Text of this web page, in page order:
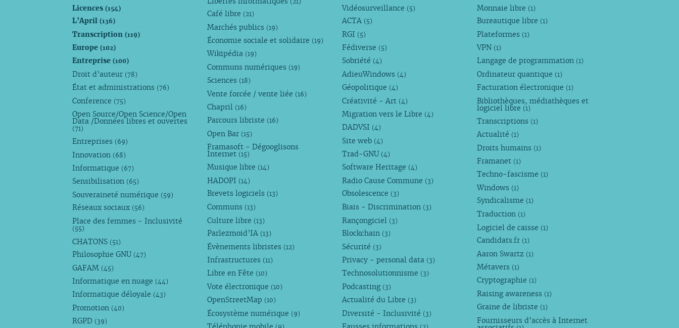
Licences(154)
L’April(136)
Transcription(119)
Europe(102)
Entreprise(100)
Droit d’auteur (78)
État et administrations (76)
Conference (75)
Open Source/Open Science/Open
Data /Données libres et ouvertes
(71)
Entreprises (69)
Innovation (68)
Informatique (67)
Sensibilisation (65)
Souveraineté numérique (59)
Réseaux sociaux (56)
Place des femmes - Inclusivité
(55)
CHATONS (51)
Philosophie GNU (47)
GAFAM (45)
Informatique en nuage (44)
Informatique déloyale (43)
Promotion (40)
RGPD (39)
Café libre (21)
Marchés publics (19)
Économie sociale et solidaire (19)
Wikipédia (19)
Communs numériques (19)
Sciences (18)
Vente forcée / vente liée (16)
Chapril (16)
Parcours libriste (16)
Open Bar (15)
Framasoft - Dégooglisons
Internet (15)
Musique libre (14)
HADOPI (14)
Brevets logiciels (13)
Communs (13)
Culture libre (13)
Parlezmoid’IA (13)
Évènements libristes (12)
Infrastructures (11)
Libre en Fête (10)
Vote électronique (10)
OpenStreetMap (10)
Écosystème numérique (9)
Vidéosurveillance (5)
ACTA (5)
RGI (5)
Fédiverse (5)
Sobriété (4)
AdieuWindows (4)
Géopolitique (4)
Créativité - Art (4)
Migration vers le Libre (4)
DADVSI (4)
Site web (4)
Trad-GNU (4)
Software Heritage (4)
Radio Cause Commune (3)
Obsolescence (3)
Biais - Discrimination (3)
Rançongiciel (3)
Blockchain (3)
Sécurité (3)
Privacy - personal data (3)
Technosolutionnisme (3)
Podcasting (3)
Actualité du Libre (3)
Diversité - Inclusivité (3)
Monnaie libre (1)
Bureautique libre (1)
Plateformes (1)
VPN (1)
Langage de programmation (1)
Ordinateur quantique (1)
Facturation électronique (1)
Bibliothèques, médiathèques et
logiciel libre (1)
Transcriptions (1)
Actualité (1)
Droits humains (1)
Framanet (1)
Techno-fascisme (1)
Windows (1)
Syndicalisme (1)
Traduction (1)
Logiciel de caisse (1)
Candidats.fr (1)
Aaron Swartz (1)
Métavers (1)
Cryptographie (1)
Raising awareness (1)
Graine de libriste (1)
Fournisseurs d’accès à Internet